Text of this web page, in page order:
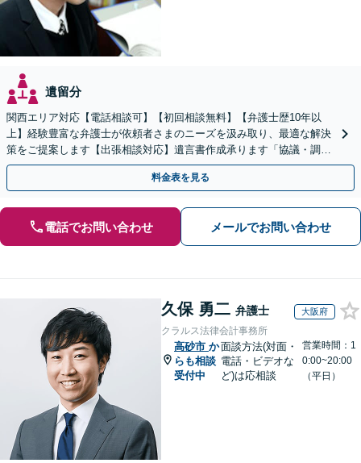
遺留分
関西エリア対応【電話相談可】【初回相談無料】【弁護士歴10年以
上】経験豊富な弁護士が依頼者さまのニーズを汲み取り、最適な解決
策をご提案します【出張相談対応】遺言書作成承ります「協議・調
停・審判どの段階でも相談OK」【分割・後払い利用可】
料金表を見る
電話でお問い合わせ メールでお問い合わせ
久保 勇二 弁護士 大阪府
クラルス法律会計事務所
高砂市 か
らも相談
受付中
面談方法(対面・
電話・ビデオな
ど)は応相談
営業時間：1
0:00~20:00
（平日）